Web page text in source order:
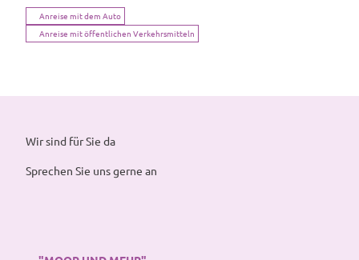
Anreise mit dem Auto
Anreise mit öffentlichen Verkehrsmitteln
Wir sind für Sie da
Sprechen Sie uns gerne an